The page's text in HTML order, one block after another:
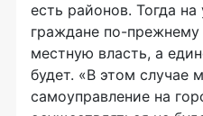
есть районов. Тогда
граждане по-прежнему
местную власть, а
будет. «В этом случае
самоуправление на